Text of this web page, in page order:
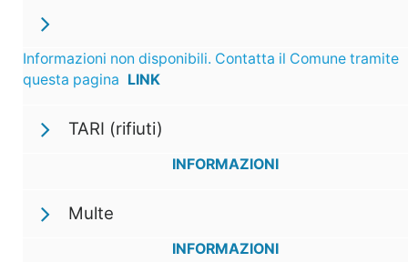
Informazioni non disponibili. Contatta il Comune tramite
questa pagina LINK
TARI (rifiuti)
INFORMAZIONI
Multe
INFORMAZIONI